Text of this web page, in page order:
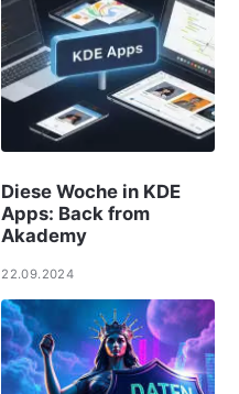
Diese Woche in KDE
Apps: Back from
Akademy
22.09.2024